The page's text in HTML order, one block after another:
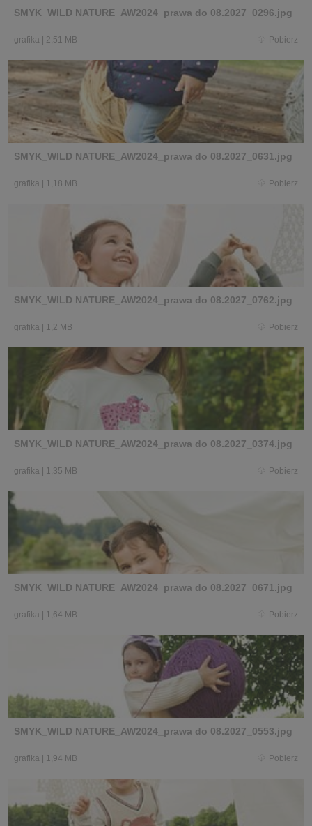
SMYK_WILD NATURE_AW2024_prawa do 08.2027_0296.jpg
grafika 2,51 MB Pobierz
SMYK_WILD NATURE_AW2024_prawa do 08.2027_0631.jpg
grafika 1,18 MB Pobierz
SMYK_WILD NATURE_AW2024_prawa do 08.2027_0762.jpg
grafika 1,2 MB Pobierz
SMYK_WILD NATURE_AW2024_prawa do 08.2027_0374.jpg
grafika 1,35 MB Pobierz
SMYK_WILD NATURE_AW2024_prawa do 08.2027_0671.jpg
grafika 1,64 MB Pobierz
SMYK_WILD NATURE_AW2024_prawa do 08.2027_0553.jpg
grafika 1,94 MB Pobierz